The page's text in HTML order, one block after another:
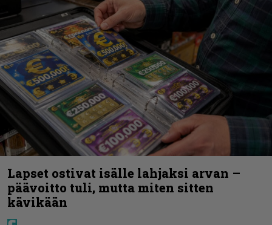
Lapset ostivat isälle lahjaksi arvan –
päävoitto tuli, mutta miten sitten
kävikään